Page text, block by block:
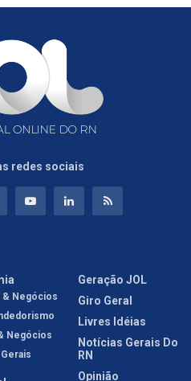
redes sociais
& Negócios
Negócios
Geração JOL
Giro Geral
Livres Idéias
Notícias Gerais Do
RN
Opinião